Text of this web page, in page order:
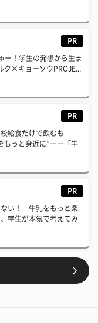
PR
ー！学生の発想から生ま
×キョーソウPROJE...
PR
校給食だけで飲むも
もっと身近に”――「牛
PR
ない！ 牛乳をもっと楽
学生が本気で考えてみ